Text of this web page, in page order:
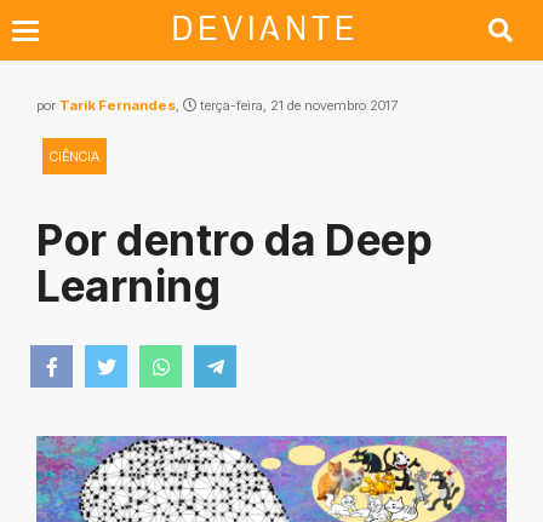
por Tarik Fernandes, terça-feira, 21 de novembro 2017
CIÊNCIA
Por dentro da Deep
Learning